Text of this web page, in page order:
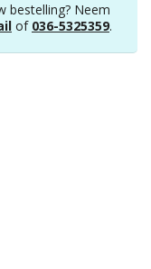
bestelling? Neem
of 036-5325359.